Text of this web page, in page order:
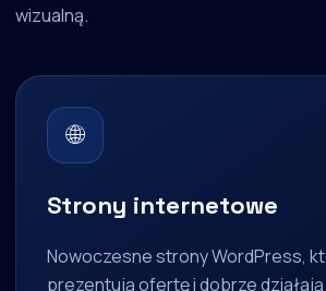
wizualną.
🌐
Strony internetowe
Nowoczesne strony WordPress,
prezentują ofertę i dobrze działają